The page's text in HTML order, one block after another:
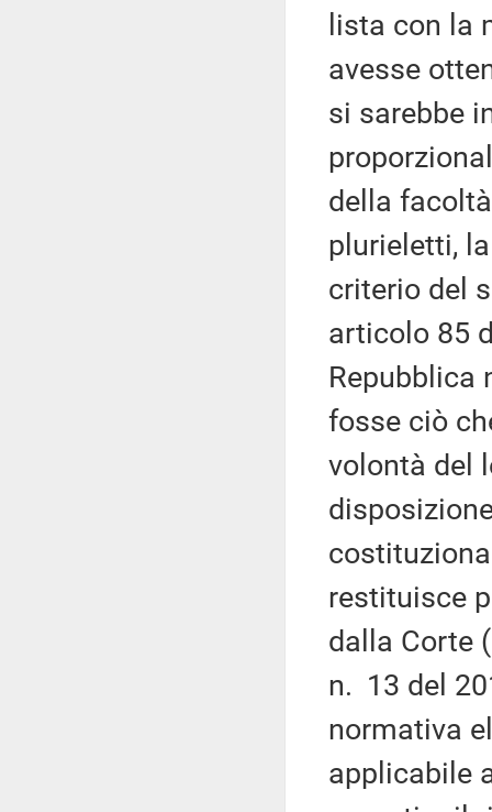
lista con la
avesse
si sarebbe
della
plurieletti,
criterio del
articolo 85
Repubblica
fosse ciò
volontà del
restituisce
dalla Corte
n. 13 del
normativa
applicabile